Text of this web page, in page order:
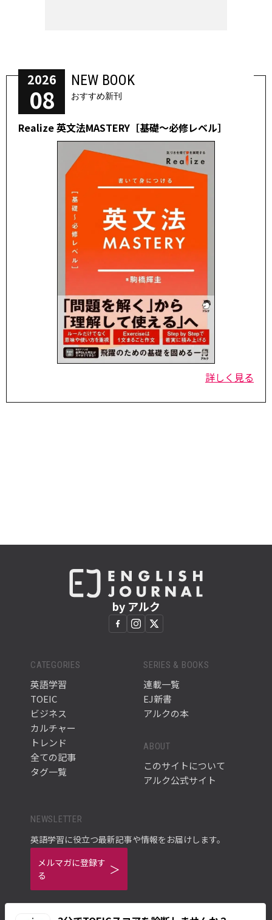
2026
08
NEW BOOK
おすすめ新刊
Realize 英文法MASTERY［基礎～必修レベル］
詳しく見る
by アルク
CATEGORIES
英語学習
TOEIC
ビジネス
カルチャー
トレンド
全ての記事
タグ一覧
SERIES & BOOKS
連載一覧
EJ新書
アルクの本
ABOUT
このサイトについて
アルク公式サイト
NEWSLETTER
英語学習に役立つ最新記事や情報をお届けします。
メルマガに登録す
る